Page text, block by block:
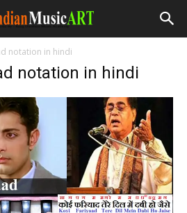
notation in hindi
notation in hindi